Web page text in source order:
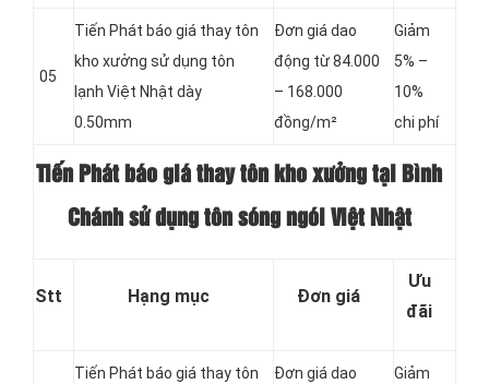
05
Tiến Phát báo giá thay tôn
kho xưởng sử dụng tôn
lạnh Việt Nhật dày
0.50mm
Đơn giá dao
động từ 84.000
– 168.000
đồng/m²
Giảm
5% –
10%
chi phí
Tiến Phát báo giá thay tôn kho xưởng tại Bình
Chánh sử dụng tôn sóng ngói Việt Nhật
Stt Hạng mục Đơn giá
Ưu
đãi
Tiến Phát báo giá thay tôn
Đơn giá dao
Giảm